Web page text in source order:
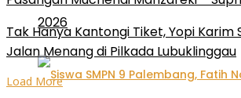
2026
Tak Hanya Kantongi Tiket, Yopi Karim
Jalan Menang di Pilkada Lubuklinggau
Load More